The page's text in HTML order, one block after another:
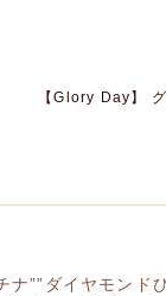
【Glory Day】
ナ””ダイヤモンド